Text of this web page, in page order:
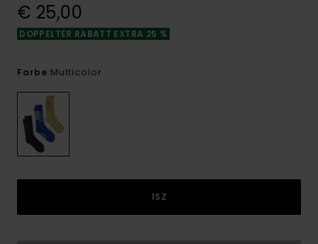
€ 25,00
DOPPELTER RABATT EXTRA 25 %
Farbe Multicolor
1SZ